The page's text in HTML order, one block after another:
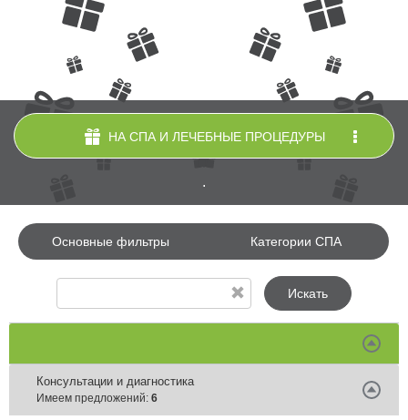
НА СПА И ЛЕЧЕБНЫЕ ПРОЦЕДУРЫ
.
Основные фильтры Категории СПА
Искать
Консультации и диагностика
Имеем предложений: 6